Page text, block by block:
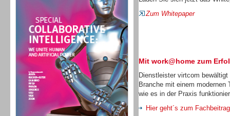
Personal
Inbound
Zum Whitepaper
Mit work@home zum
Dienstleister virtcom
Branche mit einem modernen
wie es in der Praxis
Hier geht´s zum Fachbeitrag